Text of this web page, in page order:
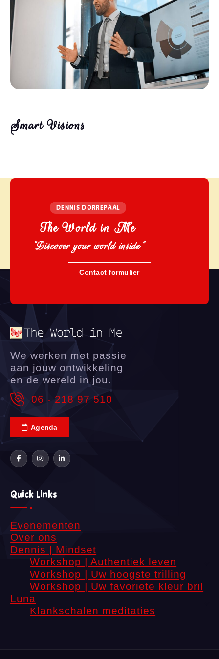
Smart Visions
DENNIS DORREPAAL
The World in Me
"Discover your world inside"
Contact formulier
We werken met passie
aan jouw ontwikkeling
en de wereld in jou.
06 - 218 97 510
Agenda
Quick Links
Evenementen
Over ons
Dennis | Mindset
Workshop | Authentiek leven
Workshop | Uw hoogste trilling
Workshop | Uw favoriete kleur bril
Luna
Klankschalen meditaties